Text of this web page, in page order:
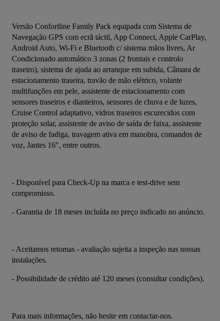
Versão Confortline Family Pack equipada com Sistema de
Navegação GPS com ecrã táctil, App Connect, Apple CarPlay,
Android Auto, Wi-Fi e Bluetooth c/ sistema mãos livres, Ar
Condicionado automático 3 zonas (2 frontais e controlo
traseiro), sistema de ajuda ao arranque em subida, Câmara de
estacionamento traseira, travão de mão elétrico, volante
multifunções em pele, assistente de estacionamento com
sensores traseiros e dianteiros, sensores de chuva e de luzes,
Cruise Control adaptativo, vidros traseiros escurecidos com
proteção solar, assistente de aviso de saída de faixa, assistente
de aviso de fadiga, travagem ativa em manobra, comandos de
voz, Jantes 16", entre outros.
- Disponível para Check-Up na marca e test-drive sem
compromisso.
- Garantia de 18 meses incluída no preço indicado no anúncio.
- Aceitamos retomas - avaliação sujeita a inspeção nas nossas
instalações.
- Possibilidade de crédito até 120 meses (consultar condições).
Para mais informações, não hesite em contactar-nos.